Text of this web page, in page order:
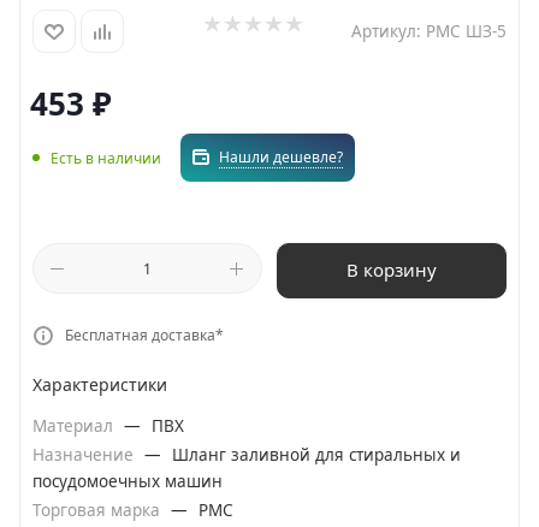
Артикул: РМС ШЗ-5
453 ₽
Есть в наличии Нашли дешевле?
В корзину
Бесплатная доставка*
Характеристики
Материал —
ПВХ
Назначение —
Шланг заливной для стиральных и
посудомоечных машин
Торговая марка —
РМС